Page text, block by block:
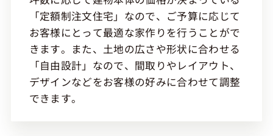
「定額制注文住宅」なので、ご予算に応じて
お客様にとって最適な家作りを行うことがで
きます。また、土地の広さや形状に合わせる
「自由設計」なので、間取りやレイアウト、
デザインなどをお客様の好みに合わせて調整
できます。